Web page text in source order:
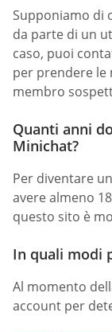
Supponiamo di
da parte di un
caso, puoi
per prendere le
membro
Quanti anni
Minichat?
Per diventare
avere almeno
questo sito è
In quali modi
Al momento
account per